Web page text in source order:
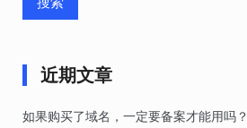
近期文章
如果购买了域名，一定要备案才能用吗？